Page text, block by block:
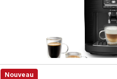
Nouveau